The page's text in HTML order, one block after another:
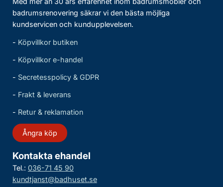
badrumsrenovering säkrar vi den bästa möjliga
kundservicen och kundupplevelsen.
- Köpvillkor butiken
- Köpvillkor e-handel
- Secretesspolicy & GDPR
- Frakt & leverans
- Retur & reklamation
Ångra köp
Kontakta ehandel
Tel.: 036-71 45 90
kundtjanst@badhuset.se